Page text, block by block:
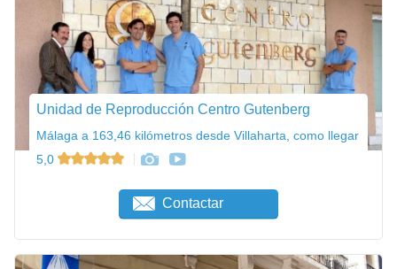
Unidad de Reproducción Centro Gutenberg
Málaga a 163,46 kilómetros desde Villaharta, como llegar
5,0
Contactar